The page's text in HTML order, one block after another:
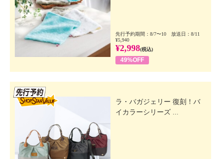
先行予約期間：8/7〜10 放送日：8/11
¥5,940
¥2,998(税込)
49%OFF
ラ・バガジェリー 復刻！バ
イカラーシリーズ ...